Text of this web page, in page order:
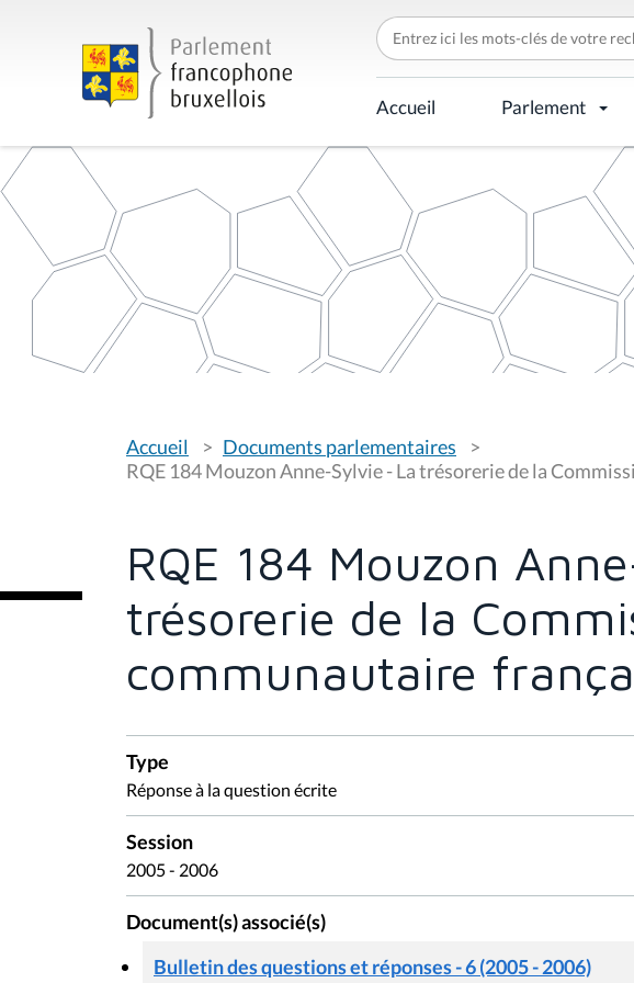
C
h
e
r
c
h
r
p
Accueil Parlement
o
u
s
s
i
Accueil
Documents parlementaires
RQE 184 Mouzon Anne-Sylvie - La trésorerie de la
RQE 184 Mouzon
trésorerie de la
communautaire
Type
Réponse à la question écrite
Session
2005 - 2006
Document(s) associé(s)
Bulletin des questions et réponses - 6 (2005 - 2006)